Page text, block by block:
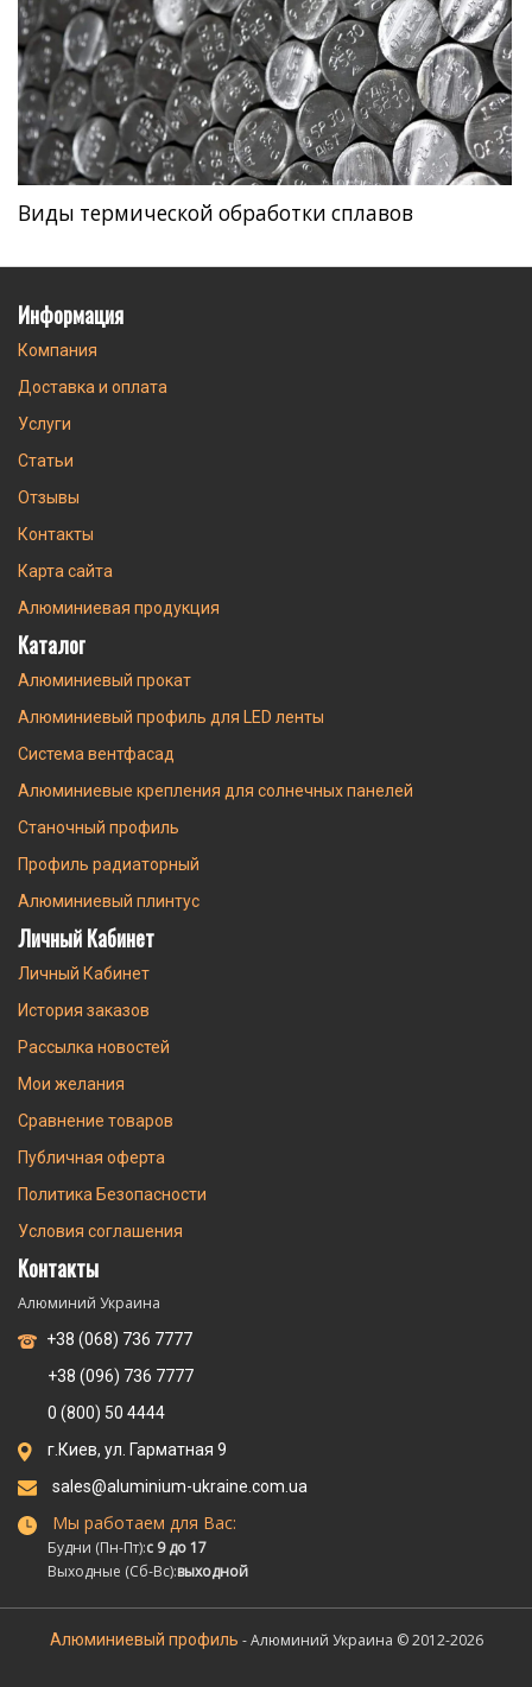
Виды термической обработки сплавов
Информация
Компания
Доставка и оплата
Услуги
Статьи
Отзывы
Контакты
Карта сайта
Алюминиевая продукция
Каталог
Алюминиевый прокат
Алюминиевый профиль для LED ленты
Система вентфасад
Алюминиевые крепления для солнечных панелей
Станочный профиль
Профиль радиаторный
Алюминиевый плинтус
Личный Кабинет
Личный Кабинет
История заказов
Рассылка новостей
Мои желания
Сравнение товаров
Публичная оферта
Политика Безопасности
Условия соглашения
Контакты
Алюминий Украина
+38 (068) 736 7777
+38 (096) 736 7777
0 (800) 50 4444
г.Киев, ул. Гарматная 9
sales@aluminium-ukraine.com.ua
Мы работаем для Вас:
Будни (Пн-Пт):с 9 до 17
Выходные (Сб-Вс):выходной
Алюминиевый профиль - Алюминий Украина © 2012-2026